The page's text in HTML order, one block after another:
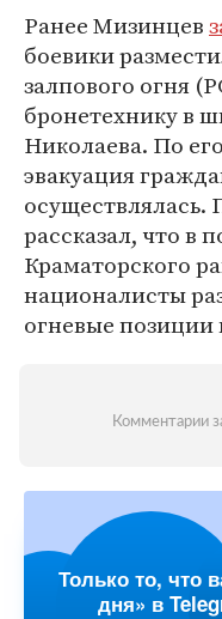
Ранее Мизинцев
боевики
залпового огня
бронетехнику в
Николаева. По
эвакуация
рассказал, что в
Краматорского
националисты
огневые
Комментарии
Только то, что
дня» в